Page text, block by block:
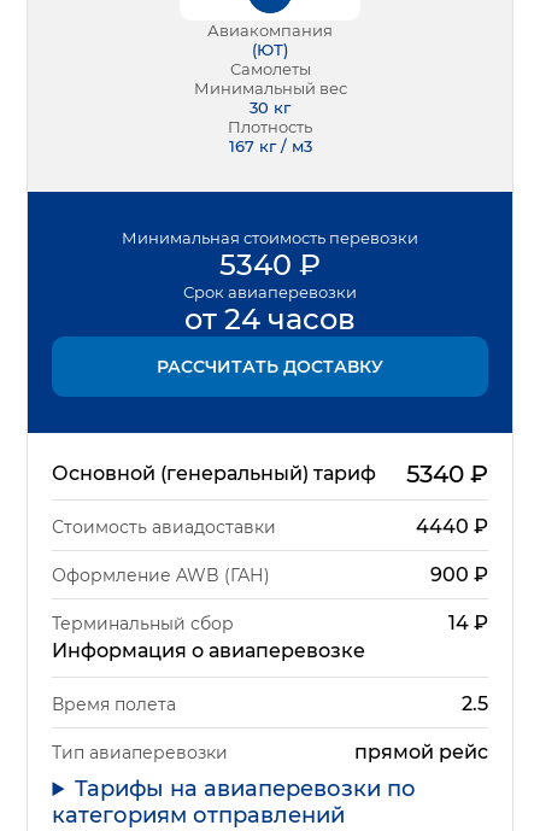
Авиакомпания
(ЮТ)
Самолеты
Минимальный вес
30 кг
Плотность
167 кг / м3
Минимальная стоимость перевозки
5340 ₽
Срок авиаперевозки
от 24 часов
РАССЧИТАТЬ ДОСТАВКУ
Основной (генеральный) тариф 5340₽
Стоимость авиадоставки 4440 ₽
Оформление AWB (ГАН) 900 ₽
Терминальный сбор 14₽
Информация о авиаперевозке
Время полета 2.5
Тип авиаперевозки прямой рейс
Тарифы на авиаперевозки по
категориям отправлений